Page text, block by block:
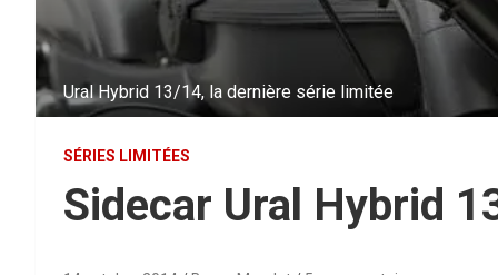
Ural Hybrid 13/14, la dernière série limitée
SÉRIES LIMITÉES
Sidecar Ural Hybrid